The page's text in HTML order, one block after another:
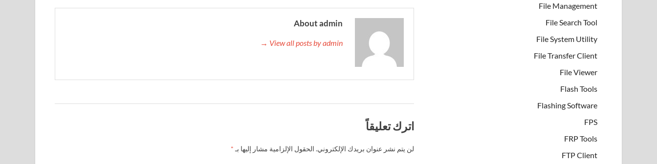
About admin
View all posts by admin →
اترك تعليقاً
لن يتم نشر عنوان بريدك الإلكتروني. الحقول الإلزامية مشار إليها بـ *
File Management
File Search Tool
File System Utility
File Transfer Client
File Viewer
Flash Tools
Flashing Software
FPS
FRP Tools
FTP Client